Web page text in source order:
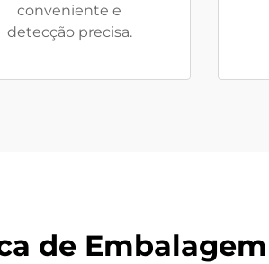
conveniente e
detecção precisa.
de